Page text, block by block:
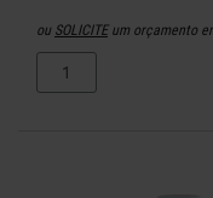
ou SOLICITEum orçamento